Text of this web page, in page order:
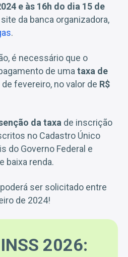
e às 16h do dia 15 de
site da banca organizadora,
.
é necessário que o
de uma taxa de
de fevereiro, no valor de R$
da taxa de inscrição
no Cadastro Único
do Governo Federal e
baixa renda.
ser solicitado entre
de 2024!
2026: